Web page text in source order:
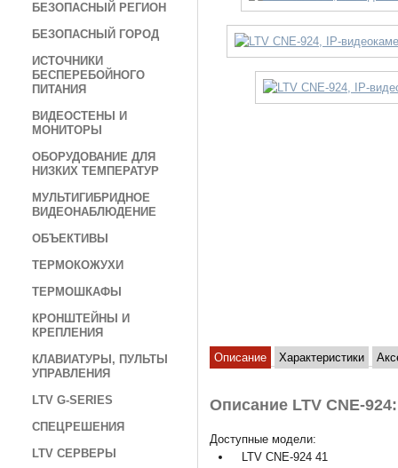
БЕЗОПАСНЫЙ РЕГИОН
БЕЗОПАСНЫЙ ГОРОД
ИСТОЧНИКИ
БЕСПЕРЕБОЙНОГО
ПИТАНИЯ
ВИДЕОСТЕНЫ И
МОНИТОРЫ
ОБОРУДОВАНИЕ ДЛЯ
НИЗКИХ ТЕМПЕРАТУР
МУЛЬТИГИБРИДНОЕ
ВИДЕОНАБЛЮДЕНИЕ
ОБЪЕКТИВЫ
ТЕРМОКОЖУХИ
ТЕРМОШКАФЫ
КРОНШТЕЙНЫ И
КРЕПЛЕНИЯ
КЛАВИАТУРЫ, ПУЛЬТЫ
УПРАВЛЕНИЯ
LTV G-SERIES
СПЕЦРЕШЕНИЯ
LTV СЕРВЕРЫ
Описание Характеристики
Описание LTV CNE-
Доступные модели:
LTV CNE-924 41